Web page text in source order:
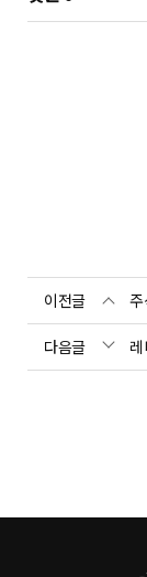
이전글
다음글